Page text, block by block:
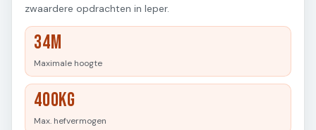
zwaardere opdrachten in Ieper.
34M
Maximale hoogte
400KG
Max. hefvermogen